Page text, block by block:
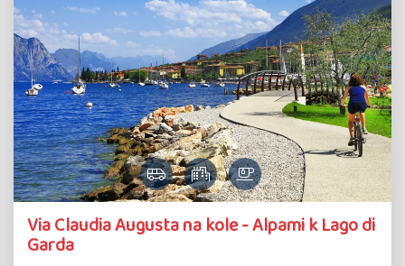
Via Claudia Augusta na kole - Alpami k Lago di
Garda